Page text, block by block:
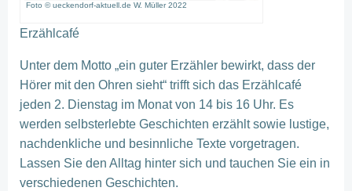
Foto © ueckendorf-aktuell.de W. Müller 2022
Erzählcafé
Unter dem Motto „ein guter Erzähler bewirkt, dass der
Hörer mit den Ohren sieht“ trifft sich das Erzählcafé
jeden 2. Dienstag im Monat von 14 bis 16 Uhr. Es
werden selbsterlebte Geschichten erzählt sowie lustige,
nachdenkliche und besinnliche Texte vorgetragen.
Lassen Sie den Alltag hinter sich und tauchen Sie ein in
verschiedenen Geschichten.